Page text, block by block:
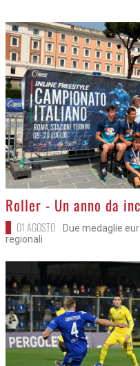
>
Roller - Un anno da
01 AGOSTO
Due medaglie
regionali